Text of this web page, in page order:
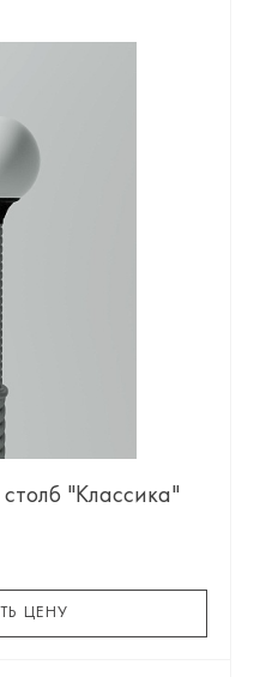
"Классика"
ЦЕНУ